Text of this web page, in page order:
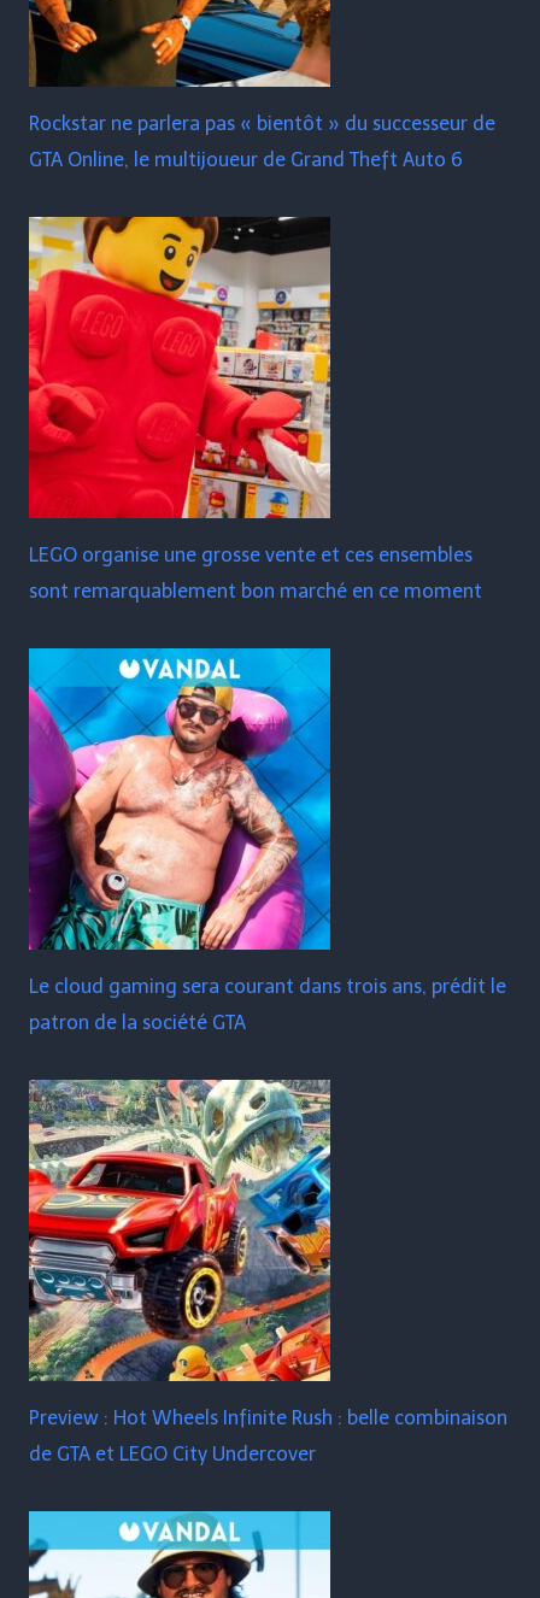
Rockstar ne parlera pas « bientôt » du successeur de
GTA Online, le multijoueur de Grand Theft Auto 6
LEGO organise une grosse vente et ces ensembles
sont remarquablement bon marché en ce moment
Le cloud gaming sera courant dans trois ans, prédit le
patron de la société GTA
Preview : Hot Wheels Infinite Rush : belle combinaison
de GTA et LEGO City Undercover